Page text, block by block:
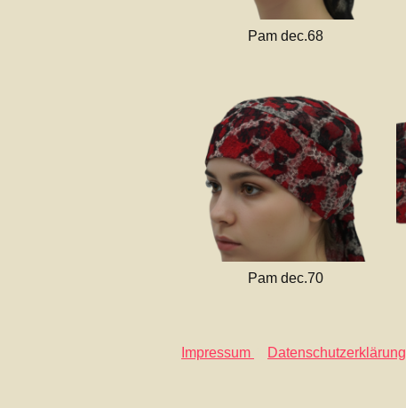
Pam dec.68
Pam dec.70
Impressum Datenschutzerklärung